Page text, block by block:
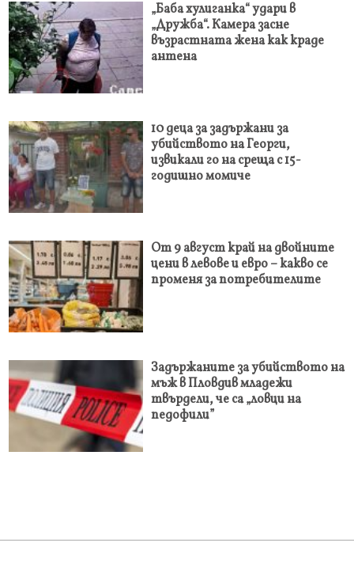
„Баба хулиганка“ удари в
„Дружба“. Камера засне
възрастната жена как краде
антена
10 деца за задържани за
убийството на Георги,
извикали го на среща с 15-
годишно момиче
От 9 август край на двойните
цени в левове и евро – какво се
променя за потребителите
Задържаните за убийството на
мъж в Пловдив младежи
твърдели, че са „ловци на
педофили”